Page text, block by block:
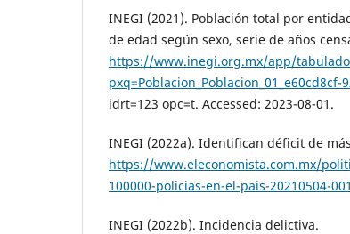
INEGI (2021). Población total por
de edad según sexo, serie de años
https://www.inegi.org.mx/app/
idrt=123 opc=t. Accessed: 2023-08-01.
INEGI (2022a). Identifican déficit de
https://www.eleconomista.com.mx/
100000-policias-en-el-pais-20210504-
INEGI (2022b). Incidencia delictiva.